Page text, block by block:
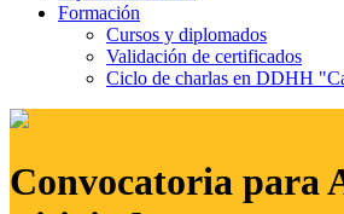
Formación
Cursos y diplomados
Validación de certificados
Ciclo de charlas en DDHH
Convocatoria para